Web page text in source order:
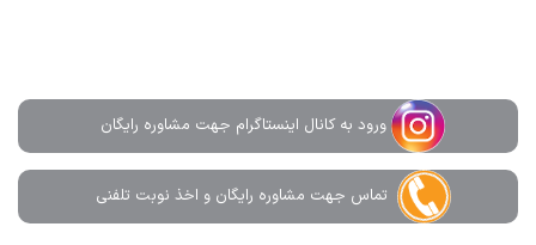
ورود به کانال اینستاگرام جهت مشاوره رایگان
تماس جهت مشاوره رايگان و اخذ نوبت تلفنی